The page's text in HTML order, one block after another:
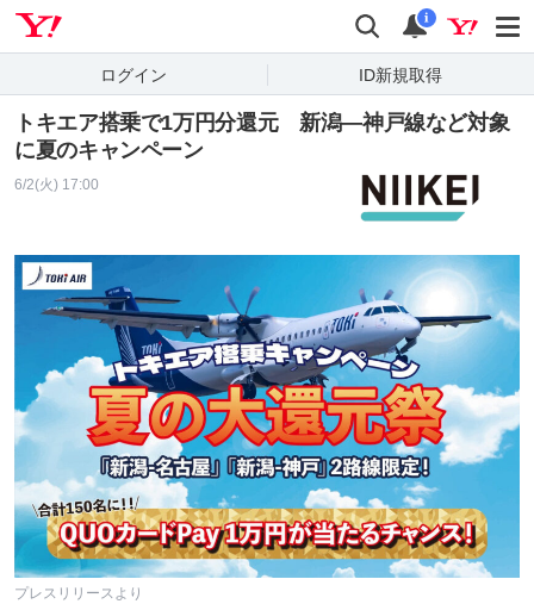
検索 通知
i
ログイン ID新規取得
トキエア搭乗で1万円分還元 新潟―神戸線など対象
に夏のキャンペーン
6/2(火) 17:00
プレスリリースより